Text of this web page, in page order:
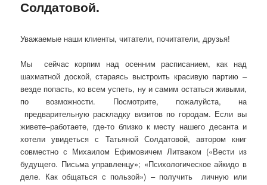
Солдатовой.
Уважаемые наши клиенты, читатели, почитатели, друзья!
Мы сейчас корпим над осенним расписанием, как над
шахматной доской, стараясь выстроить красивую партию –
везде попасть, ко всем успеть, ну и самим остаться живыми,
по возможности. Посмотрите, пожалуйста, на
предварительную раскладку визитов по городам. Если вы
живете–работаете, где-то близко к месту нашего десанта и
хотели увидеться с Татьяной Солдатовой, автором книг
совместно с Михаилом Ефимовичем Литваком («Вести из
будущего. Письма управленцу»; «Психологическое айкидо в
деле. Как общаться с пользой») – получить личную или